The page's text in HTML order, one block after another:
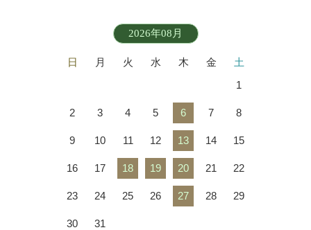
2026年08月
日 月 火 水 木 金
土
1
2 3 4 5 6 7 8
9 10 11 12 13 14 15
16 17 18 19 20 21 22
23 24 25 26 27 28 29
30 31